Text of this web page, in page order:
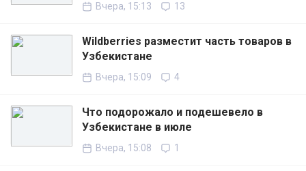
Вчера, 15:13 13
Wildberries разместит часть товаров в
Узбекистане
Вчера, 15:09 4
Что подорожало и подешевело в
Узбекистане в июле
Вчера, 15:08 1